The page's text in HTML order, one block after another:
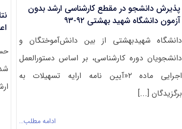
پذیرش دانشجو در مقطع کارشناسی ارشد بدون
آزمون دانشگاه شهید بهشتی ۹۲-۹۳
دانشگاه شهیدبهشتی از بین دانش‌آموختگان و
دانشجویان دوره کارشناسی‌، بر اساس دستورالعمل
اجرایی ماده ۲«آیین نامه ارایه تسهیلات به
برگزیدگان [...]
ادامه مطلب…